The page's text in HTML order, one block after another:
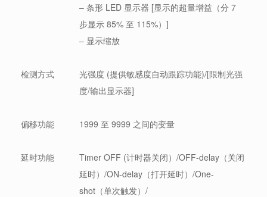
– 条形 LED 显示器 [显示的超量增益（分 7
步显示 85% 至 115%）]
– 显示缩放
检测方式
光强度 (提供敏感度自动跟踪功能)/[限制光强
度/输出显示器]
偏移功能 1999 至 9999 之间的变量
延时功能
Timer OFF (计时器关闭）/OFF-delay（关闭
延时）/ON-delay（打开延时）/One-
shot（单次触发）/